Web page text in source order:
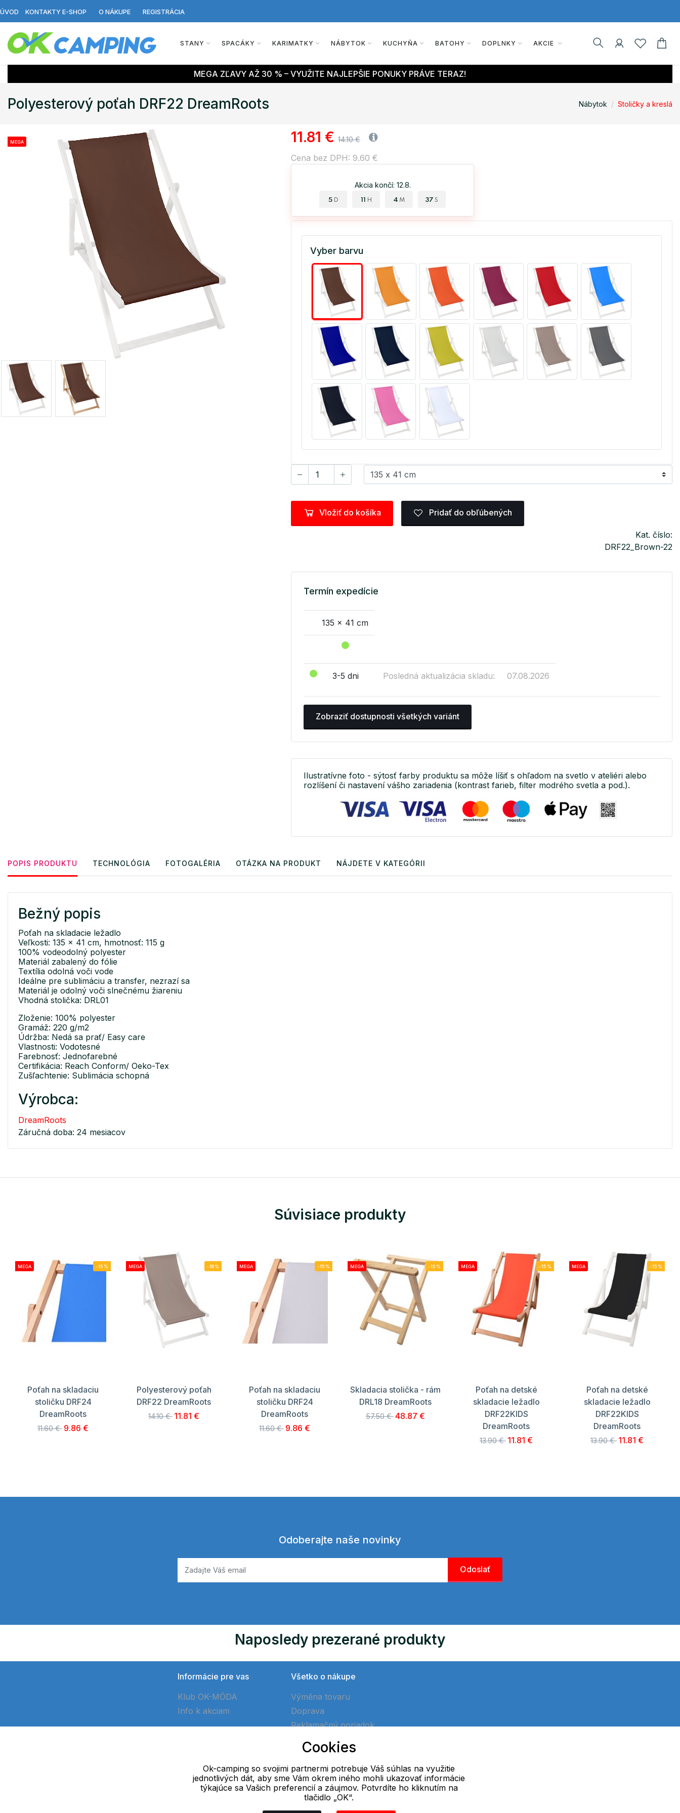
ÚVOD KONTAKTY E-SHOP O NÁKUPE REGISTRÁCIA
STANY SPACÁKY KARIMATKY NÁBYTOK KUCHYŇA BATOHY DOPLNKY AKCIE
MEGA ZĽAVY AŽ 30 % – VYUŽITE NAJLEPŠIE PONUKY PRÁVE TERAZ!
Polyesterový poťah DRF22 DreamRoots Nábytok Stoličky a kreslá
MEGA 11.81 € 14.10 €
Cena bez DPH: 9.60 €
Akcia končí: 12.8.
5 D 11 H 4 M 36 S
Vyber barvu
Vložiť do košíka Pridať do obľúbených
Kat. číslo:
DRF22_Brown-22
Termín expedície
135 x 41 cm
3-5 dni Posledná aktualizácia skladu: 07.08.2026
Zobraziť dostupnosti všetkých variánt
Ilustratívne foto - sýtosť farby produktu sa môže líšiť s ohľadom na svetlo v ateliéri alebo
rozlíšení či nastavení vášho zariadenia (kontrast farieb, filter modrého svetla a pod.).
POPIS PRODUKTU TECHNOLÓGIA FOTOGALÉRIA OTÁZKA NA PRODUKT NÁJDETE V KATEGÓRII
Bežný popis
Poťah na skladacie ležadlo
Veľkosti: 135 x 41 cm, hmotnosť: 115 g
100% vodeodolný polyester
Materiál zabalený do fólie
Textília odolná voči vode
Ideálne pre sublimáciu a transfer, nezrazí sa
Materiál je odolný voči slnečnému žiareniu
Vhodná stolička: DRL01
Zloženie: 100% polyester
Gramáž: 220 g/m2
Údržba: Nedá sa prať/ Easy care
Vlastnosti: Vodotesné
Farebnosť: Jednofarebné
Certifikácia: Reach Conform/ Oeko-Tex
Zušľachtenie: Sublimácia schopná
Výrobca:
DreamRoots
Záručná doba: 24 mesiacov
Súvisiace produkty
MEGA -15%
Poťah na skladaciu
stoličku DRF24
DreamRoots
11.60 € 9.86 €
MEGA -16%
Polyesterový poťah
DRF22 DreamRoots
14.10 € 11.81 €
MEGA -15%
Poťah na skladaciu
stoličku DRF24
DreamRoots
11.60 € 9.86 €
MEGA -15%
Skladacia stolička - rám
DRL18 DreamRoots
57.50 €48.87 €
MEGA -15%
Poťah na detské
skladacie ležadlo
DRF22KIDS
DreamRoots
13.90 € 11.81 €
MEGA -15%
Poťah na detské
skladacie ležadlo
DRF22KIDS
DreamRoots
13.90 € 11.81 €
Odoberajte naše novinky
Naposledy prezerané produkty
Informácie pre vas
Klub OK-MÓDA
Info k akciam
Všetko o nákupe
Výměna tovaru
Doprava
Reklamačný poriadok
Ako vytvoriť objednávku
Obchodné podmienky
E-mail
Online
info@ok-camping.cz
Cookies
Ok-camping so svojimi partnermi potrebuje Váš súhlas na využitie
jednotlivých dát, aby sme Vám okrem iného mohli ukazovať informácie
týkajúce sa Vašich preferencií a záujmov. Potvrdíte ho kliknutím na
tlačidlo „OK“.